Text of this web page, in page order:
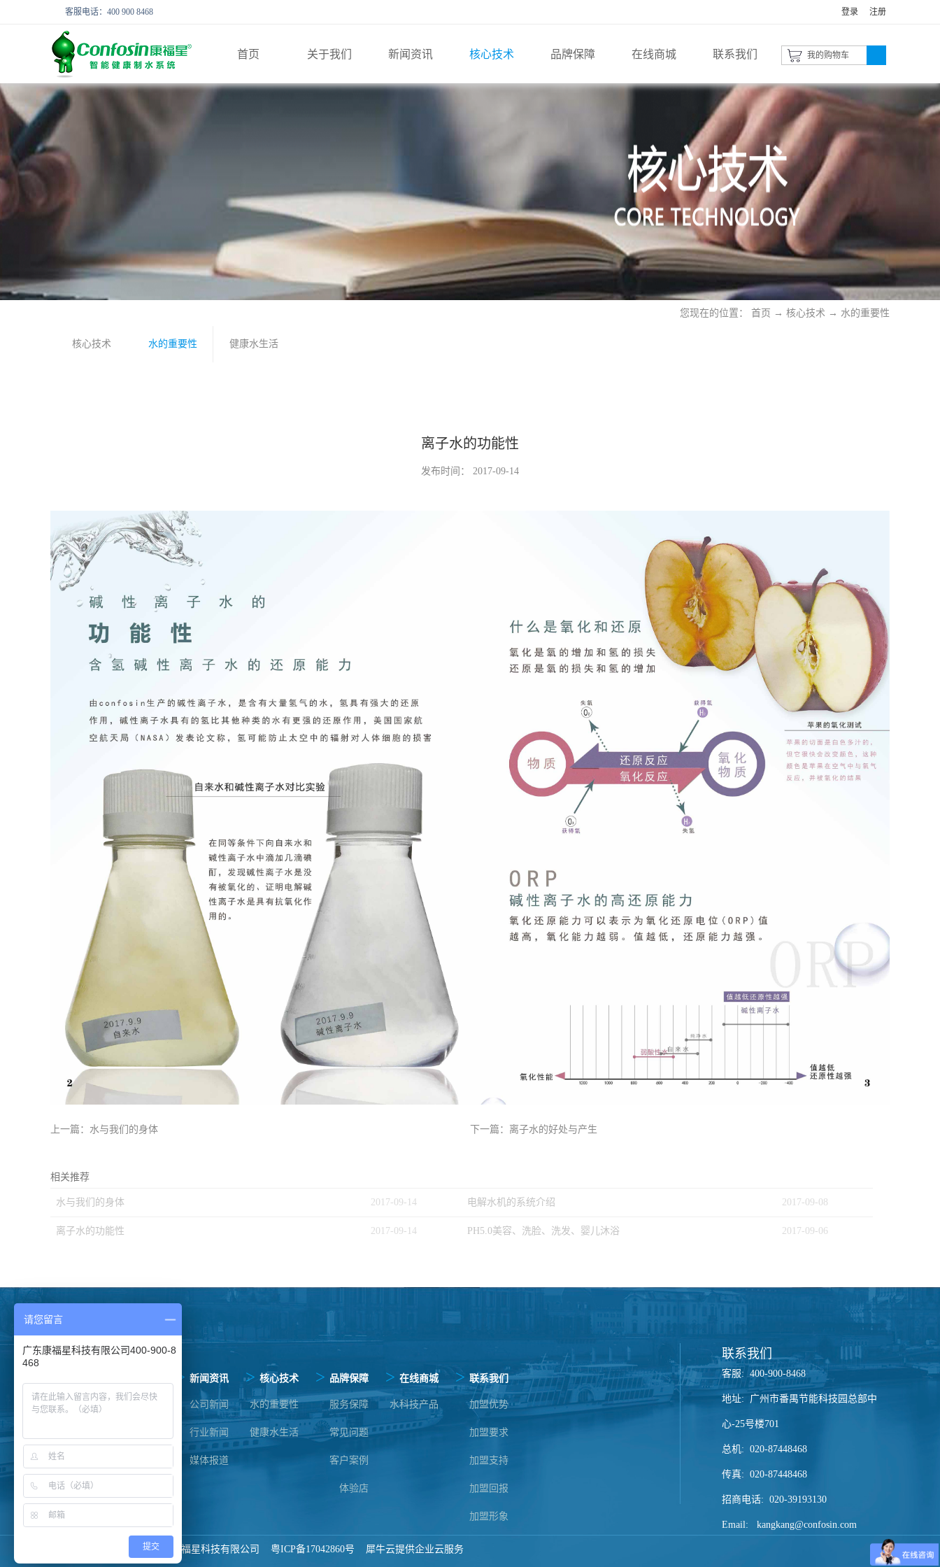
客服电话：400 900 8468 登录 注册
我的购物车
首页 关于我们 新闻资讯 核心技术 品牌保障 在线商城 联系我们
您现在的位置： 首页 → 核心技术 → 水的重要性
核心技术 水的重要性 健康水生活
离子水的功能性
发布时间： 2017-09-14
上一篇： 水与我们的身体 下一篇： 离子水的好处与产生
相关推荐
水与我们的身体 2017-09- 14 电解水机的系统介绍 2017-09-08
离子水的功能性 2017-09- 14 PH5.0美容、洗脸、洗发、婴儿沐浴 2017-09-06
快速通道
> 新闻资讯 >
核心技术 > 品牌保障
> 在线商城
> 联系我们
公司简介 公司新闻
行业新闻
媒体报道
水的重要性
健康水生活
服务保障
常见问题
客户案例
体验店
水科技产品 加盟优势
加盟要求
加盟支持
加盟回报
加盟形象
联系我们
客服: 400-900-8468
地址: 广州市番禺节能科技园总部中
心-25号楼701
总机: 020-87448468
传真: 020-87448468
招商电话: 020-39193130
Email: kangkang@confosin.com
Copyright ©2017 - 2018 广东康福星科技有限公司 粤ICP备17042860号 犀牛云提供企业云服务
请您留言
广东康福星科技有限公司400-900-8
468
提交